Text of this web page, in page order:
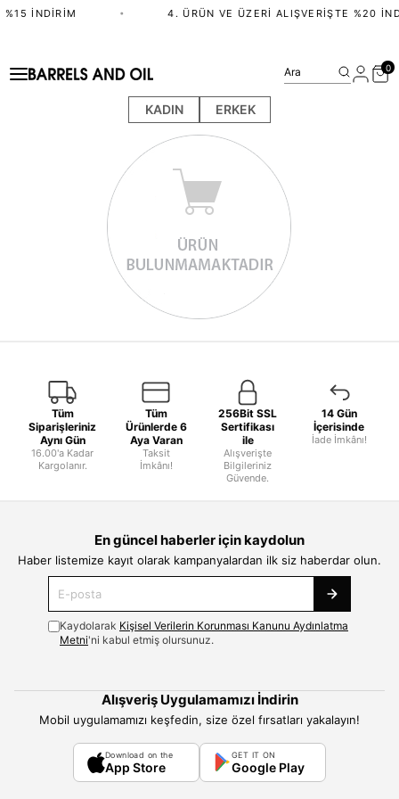
İNDIRIM • 4. ÜRÜN VE ÜZERI ALIŞVERIŞTE %20
KADIN ERKEK
Ara 0
Tüm
Siparişleriniz
Aynı Gün
16.00'a Kadar
Kargolanır.
Tüm
Ürünlerde 6
Aya Varan
Taksit
İmkânı!
256Bit SSL
Sertifikası
ile
Alışverişte
Bilgileriniz
Güvende.
14 Gün
İçerisinde
İade İmkânı!
En güncel haberler için kaydolun
Haber listemize kayıt olarak kampanyalardan ilk siz haberdar olun.
Kaydolarak Kişisel Verilerin Korunması Kanunu Aydınlatma
Metni'ni kabul etmiş olursunuz.
Alışveriş Uygulamamızı İndirin
Mobil uygulamamızı keşfedin, size özel fırsatları yakalayın!
Download on the
App Store
GET IT ON
Google Play